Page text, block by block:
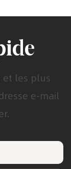
et les plus
e-mail